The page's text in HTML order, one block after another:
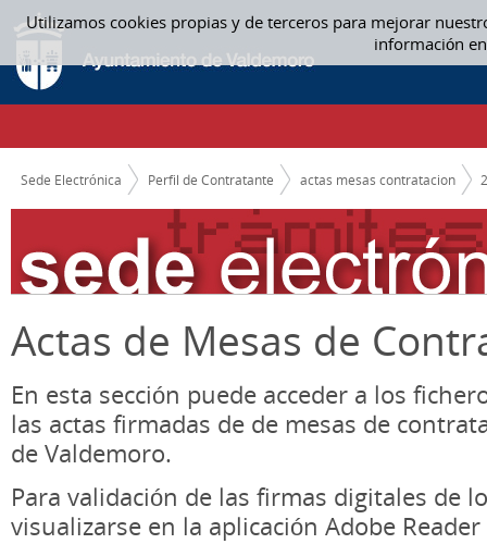
Utilizamos cookies propias y de terceros para mejorar
información
Saltar al contenido
ACTAS MESAS CONTRATACION
CAMINO DE MIGAS
Sede Electrónica Perfil de Contratante actas mesas contratacion
Actas de Mesas de
En esta sección puede acceder a los
las actas firmadas de de mesas de
de Valdemoro.
Para validación de las firmas digitales de
visualizarse en la aplicación Adobe Reader